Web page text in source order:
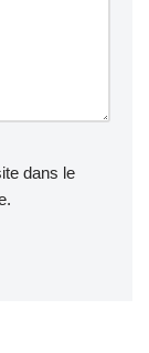
dans le